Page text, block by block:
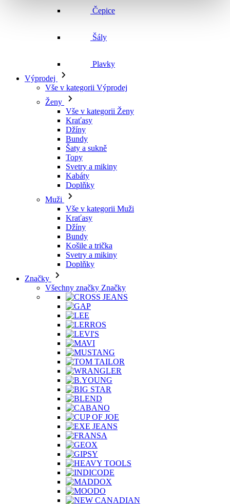
Čepice
Šály
Plavky
Výprodej
Vše v kategorii Výprodej
Ženy
Vše v kategorii Ženy
Kraťasy
Džíny
Bundy
Šaty a sukně
Topy
Svetry a mikiny
Kabáty
Doplňky
Muži
Vše v kategorii Muži
Kraťasy
Džíny
Bundy
Košile a trička
Svetry a mikiny
Doplňky
Značky
Všechny značky Značky